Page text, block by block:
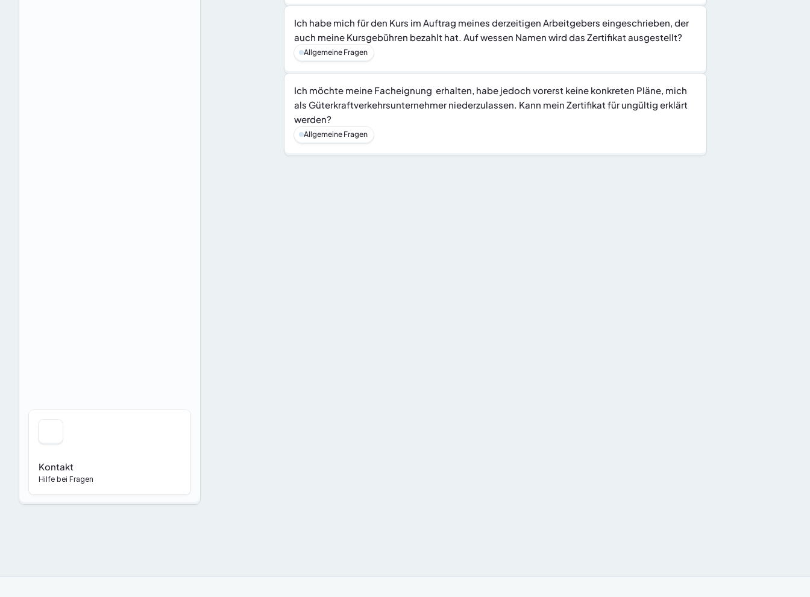
Kontakt
Hilfe bei Fragen
Ich habe mich für den Kurs im Auftrag meines derzeitigen Arbeitgebers eingeschrieben, der
auch meine Kursgebühren bezahlt hat. Auf wessen Namen wird das Zertifikat ausgestellt?
Allgemeine Fragen
Ich möchte meine Facheignung  erhalten, habe jedoch vorerst keine konkreten Pläne, mich
als Güterkraftverkehrsunternehmer niederzulassen. Kann mein Zertifikat für ungültig erklärt
werden?
Allgemeine Fragen